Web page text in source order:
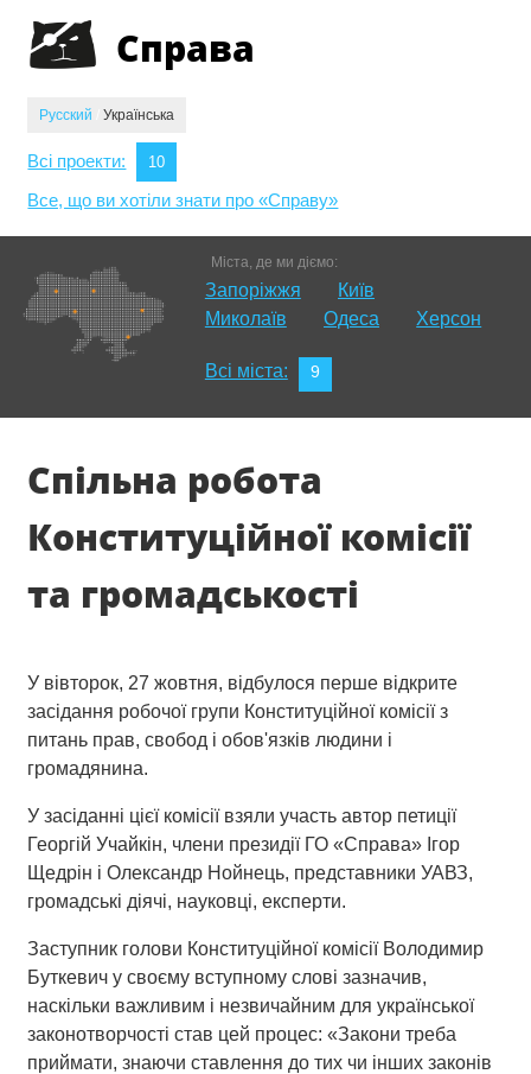
Справа
Русский Українська
Всі проекти: 10
Все, що ви хотіли знати про «Справу»
Міста, де ми діємо:
Запоріжжя
Київ
Миколаїв
Одеса Херсон
Всі міста: 9
Спільна робота
Конституційної комісії
та громадськості
У вівторок, 27 жовтня, відбулося перше відкрите
засідання робочої групи Конституційної комісії з
питань прав, свобод і обов'язків людини і
громадянина.
У засіданні цієї комісії взяли участь автор петиції
Георгій Учайкін, члени президії ГО «Справа» Ігор
Щедрін і Олександр Нойнець, представники УАВЗ,
громадські діячі, науковці, експерти.
Заступник голови Конституційної комісії Володимир
Буткевич у своєму вступному слові зазначив,
наскільки важливим і незвичайним для української
законотворчості став цей процес: «Закони треба
приймати, знаючи ставлення до тих чи інших законів